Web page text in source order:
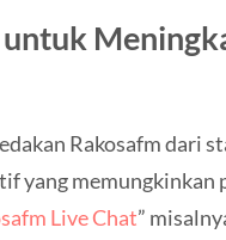
Rakosafm dari
yang memungkinkan
Live Chat”